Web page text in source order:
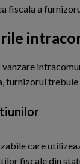
fiscala a
furnizorul
care
fiscale din